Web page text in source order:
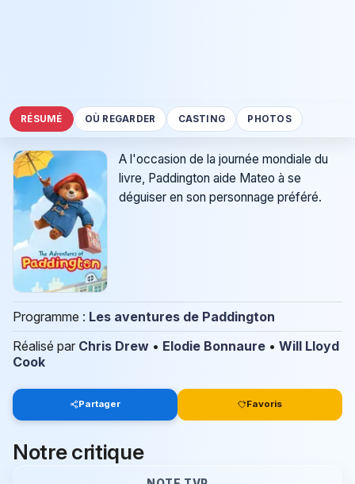
RÉSUMÉ OÙ REGARDER CASTING PHOTOS
A l'occasion de la journée mondiale du
livre, Paddington aide Mateo à se
déguiser en son personnage préféré.
Programme : Les aventures de Paddington
Réalisé par Chris Drew • Elodie Bonnaure • Will Lloyd
Cook
Partager Favoris
Notre critique